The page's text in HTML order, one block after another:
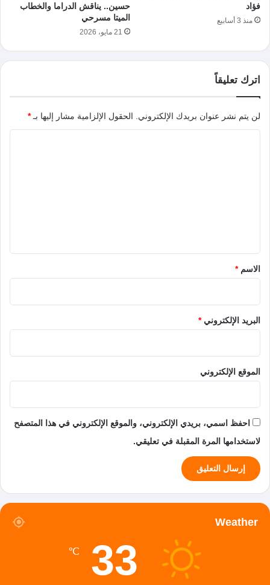
فؤاد
منذ 3 أسابيع
حسين.. يناقش الدراما والخطاب
الميتا مسرحي
21 مايو، 2026
اترك تعليقاً
لن يتم نشر عنوان بريدك الإلكتروني. الحقول الإلزامية مشار إليها بـ*
*
الاسم*
البريد الإلكتروني*
الموقع الإلكتروني
احفظ اسمي، بريدي الإلكتروني، والموقع الإلكتروني في هذا المتصفح
لاستخدامها المرة المقبلة في تعليقي.
Weather
33
℃